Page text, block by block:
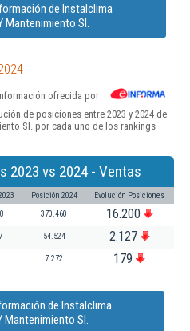
de Instalclima
Mantenimiento Sl.
ofrecida por
de posiciones entre 2023 y 2024 de
Sl. por cada uno de los rankings
2023 vs 2024 - Ventas
Posición 2024 Evolución Posiciones
370.460 16.200
54.524 2.127
7.272 179
de Instalclima
Mantenimiento Sl.